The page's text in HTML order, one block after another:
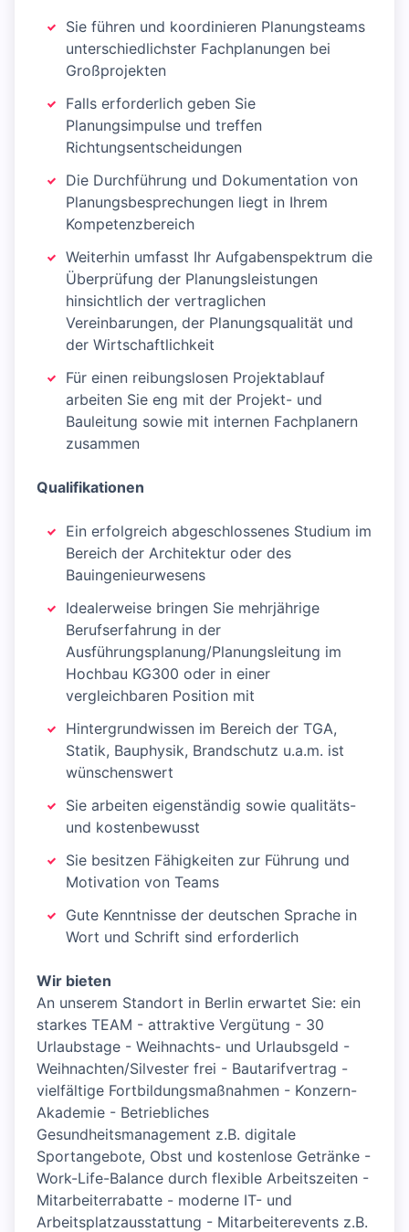
Sie führen und koordinieren Planungsteams
unterschiedlichster Fachplanungen bei
Großprojekten
Falls erforderlich geben Sie
Planungsimpulse und treffen
Richtungsentscheidungen
Die Durchführung und Dokumentation von
Planungsbesprechungen liegt in Ihrem
Kompetenzbereich
Weiterhin umfasst Ihr Aufgabenspektrum die
Überprüfung der Planungsleistungen
hinsichtlich der vertraglichen
Vereinbarungen, der Planungsqualität und
der Wirtschaftlichkeit
Für einen reibungslosen Projektablauf
arbeiten Sie eng mit der Projekt- und
Bauleitung sowie mit internen Fachplanern
zusammen
Qualifikationen
Ein erfolgreich abgeschlossenes Studium im
Bereich der Architektur oder des
Bauingenieurwesens
Idealerweise bringen Sie mehrjährige
Berufserfahrung in der
Ausführungsplanung/Planungsleitung im
Hochbau KG300 oder in einer
vergleichbaren Position mit
Hintergrundwissen im Bereich der TGA,
Statik, Bauphysik, Brandschutz u.a.m. ist
wünschenswert
Sie arbeiten eigenständig sowie qualitäts-
und kostenbewusst
Sie besitzen Fähigkeiten zur Führung und
Motivation von Teams
Gute Kenntnisse der deutschen Sprache in
Wort und Schrift sind erforderlich
Wir bieten
An unserem Standort in Berlin erwartet Sie: ein
starkes TEAM - attraktive Vergütung - 30
Urlaubstage - Weihnachts- und Urlaubsgeld -
Weihnachten/Silvester frei - Bautarifvertrag -
vielfältige Fortbildungsmaßnahmen - Konzern-
Akademie - Betriebliches
Gesundheitsmanagement z.B. digitale
Sportangebote, Obst und kostenlose Getränke -
Work-Life-Balance durch flexible Arbeitszeiten -
Mitarbeiterrabatte - moderne IT- und
Arbeitsplatzausstattung - Mitarbeiterevents z.B.